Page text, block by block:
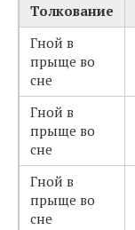
Толкование
Гной в
прыще во
сне
Гной в
прыще во
сне
Гной в
прыще во
сне